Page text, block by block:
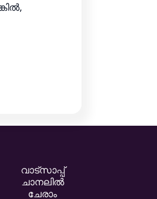
വാട്സാപ്പ്
ചാനലിൽ
ചേരാം